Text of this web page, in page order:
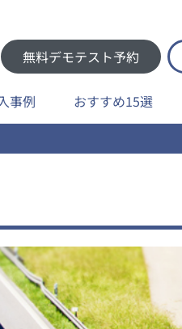
無料デモテスト予約
事例 おすすめ15選